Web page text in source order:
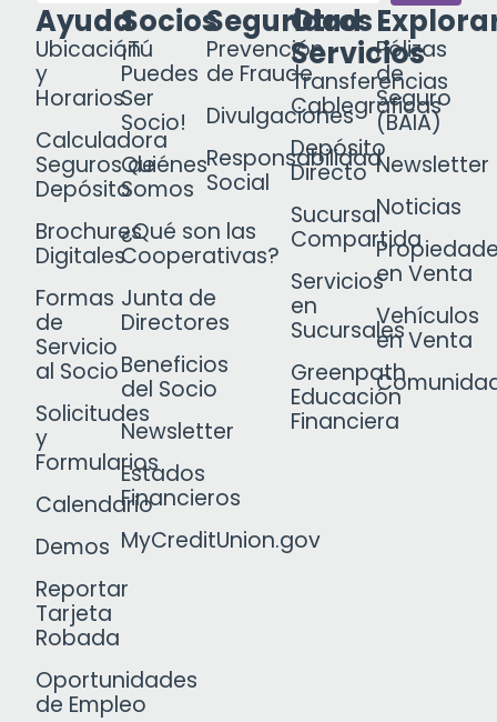
Ayuda
Ubicación
y
Horarios
Calculadora
Seguros de
Depósito
Brochures
Digitales
Formas
de
Servicio
al Socio
Solicitudes
y
Formularios
Calendario
Demos
Reportar
Tarjeta
Robada
Oportunidades
de Empleo
Socios
¡Tú
Puedes
Ser
Socio!
Quiénes
Somos
¿Qué son las
Cooperativas?
Junta de
Directores
Beneficios
del Socio
Newsletter
Estados
Financieros
MyCreditUnion.gov
Seguridad
Prevención
de Fraude
Divulgaciones
Responsabilidad
Social
Otros
Servicios
Transferencias
Cablegráficas
Depósito
Directo
Sucursal
Compartida
Servicios
en
Sucursales
Greenpath
Educación
Financiera
Pólizas
de
Seguro
(BAIA)
Newsletter
Noticias
en Venta
Vehículos
en Venta